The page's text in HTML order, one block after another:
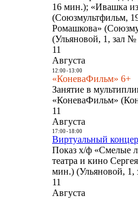
16 мин.); «Ивашка
(Союзмультфильм,
Ромашкова»
(Ульяновой, 1, зал №
11
Августа
12:00- 13:00
«КоневаФильм» 6+
Занятие в
«КоневаФильм»
11
Августа
17:00- 18:00
Виртуальный
Показ х/ф «Смелые
театра и кино
мин.) (Ульяновой, 1,
11
Августа